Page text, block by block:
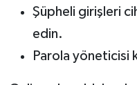
Şüpheli girişleri
edin.
Parola yöneticisi